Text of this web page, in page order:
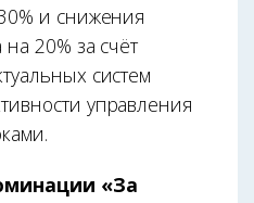
и снижения
20% за счёт
систем
управления
«За